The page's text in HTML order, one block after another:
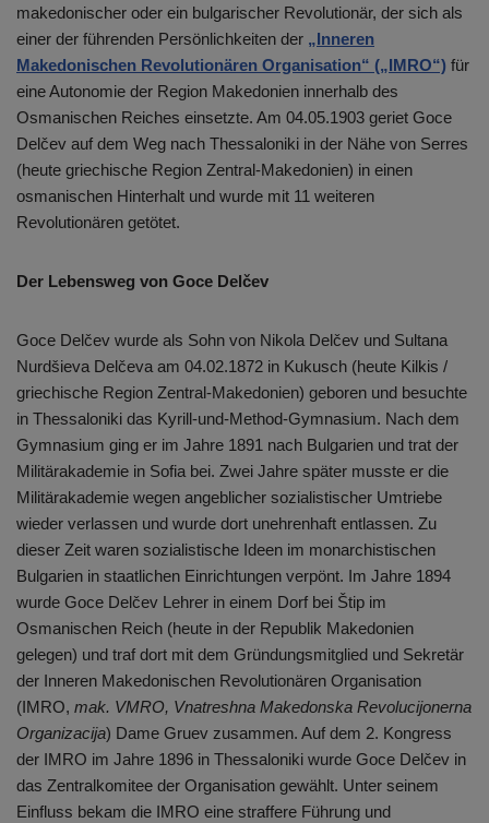
makedonischer oder ein bulgarischer Revolutionär, der sich als
einer der führenden Persönlichkeiten der „Inneren
Makedonischen Revolutionären Organisation“ („IMRO“) für
eine Autonomie der Region Makedonien innerhalb des
Osmanischen Reiches einsetzte. Am 04.05.1903 geriet Goce
Delčev auf dem Weg nach Thessaloniki in der Nähe von Serres
(heute griechische Region Zentral-Makedonien) in einen
osmanischen Hinterhalt und wurde mit 11 weiteren
Revolutionären getötet.
Der Lebensweg von Goce Delčev
Goce Delčev wurde als Sohn von Nikola Delčev und Sultana
Nurdšieva Delčeva am 04.02.1872 in Kukusch (heute Kilkis /
griechische Region Zentral-Makedonien) geboren und besuchte
in Thessaloniki das Kyrill-und-Method-Gymnasium. Nach dem
Gymnasium ging er im Jahre 1891 nach Bulgarien und trat der
Militärakademie in Sofia bei. Zwei Jahre später musste er die
Militärakademie wegen angeblicher sozialistischer Umtriebe
wieder verlassen und wurde dort unehrenhaft entlassen. Zu
dieser Zeit waren sozialistische Ideen im monarchistischen
Bulgarien in staatlichen Einrichtungen verpönt. Im Jahre 1894
wurde Goce Delčev Lehrer in einem Dorf bei Štip im
Osmanischen Reich (heute in der Republik Makedonien
gelegen) und traf dort mit dem Gründungsmitglied und Sekretär
der Inneren Makedonischen Revolutionären Organisation
(IMRO, mak. VMRO, Vnatreshna Makedonska Revolucijonerna
Organizacija) Dame Gruev zusammen. Auf dem 2. Kongress
der IMRO im Jahre 1896 in Thessaloniki wurde Goce Delčev in
das Zentralkomitee der Organisation gewählt. Unter seinem
Einfluss bekam die IMRO eine straffere Führung und